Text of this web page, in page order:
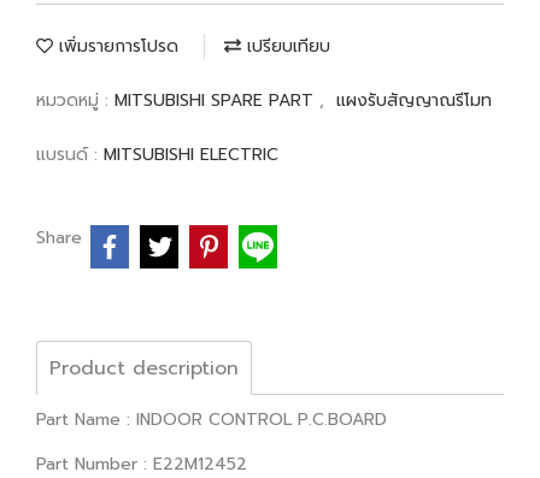
เพิ่มรายการโปรด เปรียบเทียบ
หมวดหมู่ : MITSUBISHI SPARE PART , แผงรับสัญญาณรีโมท
แบรนด์ : MITSUBISHI ELECTRIC
Share
Product description
Part Name : INDOOR CONTROL P.C.BOARD
Part Number : E22M12452